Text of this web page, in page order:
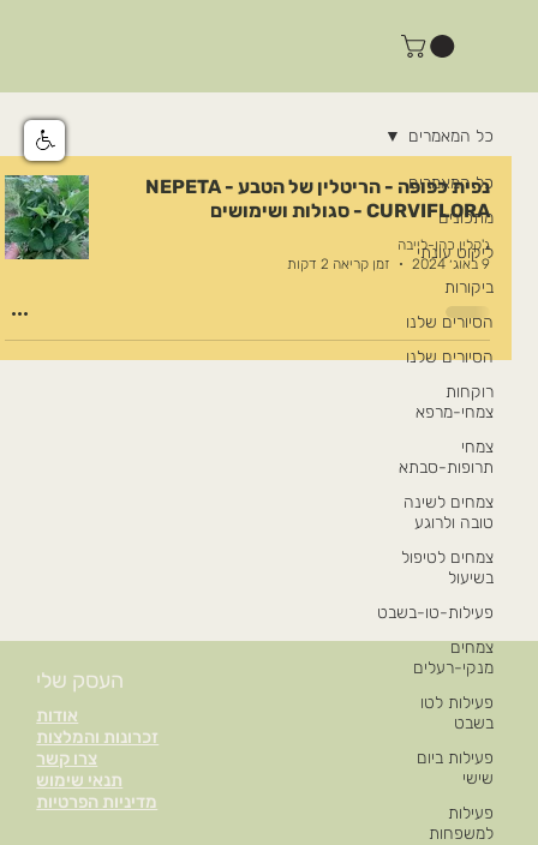
כל המאמרים
מתכונים
ליקוט עונתי
ביקורות
הסיורים שלנו
הסיורים שלנו
רוקחות
צמחי-מרפא
צמחי
תרופות-סבתא
צמחים לשינה
טובה ולרוגע
צמחים לטיפול
בשיעול
פעילות-טו-בשבט
צמחים
מנקי-רעלים
פעילות לטו
בשבט
פעילות ביום
שישי
פעילות
למשפחות
כל המאמרים
נפית כפופה - הריטלין של הטבע - NEPETA
CURVIFLORA - סגולות ושימושים
ג'קלין כהן-לייבה
9 באוג׳ 2024
זמן קריאה 2 דקות
אודות
זכרונות והמלצות
צרו קשר
תנאי שימוש
מדיניות הפרטיות
העסק שלי